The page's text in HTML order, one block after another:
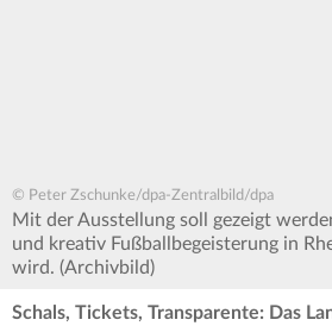
© Peter Zschunke/dpa-Zentralbild/dpa
Mit der Ausstellung soll gezeigt
und kreativ Fußballbegeisterung in
wird. (Archivbild)
Schals, Tickets, Transparente: Das